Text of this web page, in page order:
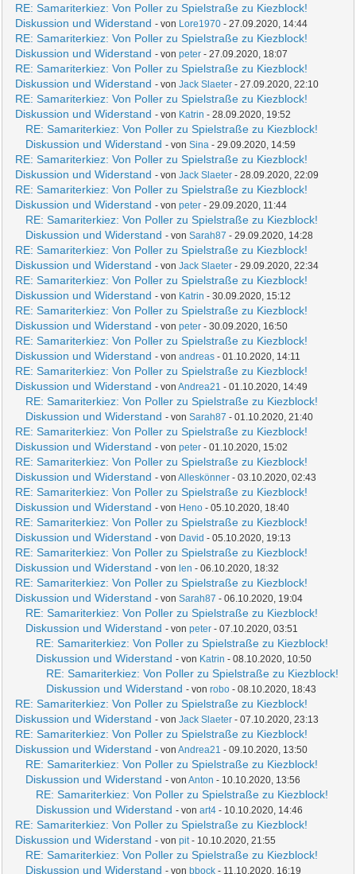
RE: Samariterkiez: Von Poller zu Spielstraße zu Kiezblock!
Diskussion und Widerstand - von Lore1970 - 27.09.2020, 14:44
RE: Samariterkiez: Von Poller zu Spielstraße zu Kiezblock!
Diskussion und Widerstand - vonpeter - 27.09.2020, 18:07
RE: Samariterkiez: Von Poller zu Spielstraße zu Kiezblock!
Diskussion und Widerstand - vonJack Slaeter - 27.09.2020, 22:10
RE: Samariterkiez: Von Poller zu Spielstraße zu Kiezblock!
Diskussion und Widerstand - von Katrin - 28.09.2020, 19:52
RE: Samariterkiez: Von Poller zu Spielstraße zu Kiezblock!
Diskussion und Widerstand - vonSina - 29.09.2020, 14:59
RE: Samariterkiez: Von Poller zu Spielstraße zu Kiezblock!
Diskussion und Widerstand - vonJack Slaeter - 28.09.2020, 22:09
RE: Samariterkiez: Von Poller zu Spielstraße zu Kiezblock!
Diskussion und Widerstand - vonpeter - 29.09.2020, 11:44
RE: Samariterkiez: Von Poller zu Spielstraße zu Kiezblock!
Diskussion und Widerstand - vonSarah87 - 29.09.2020, 14:28
RE: Samariterkiez: Von Poller zu Spielstraße zu Kiezblock!
Diskussion und Widerstand - vonJack Slaeter - 29.09.2020, 22:34
RE: Samariterkiez: Von Poller zu Spielstraße zu Kiezblock!
Diskussion und Widerstand - von Katrin - 30.09.2020, 15:12
RE: Samariterkiez: Von Poller zu Spielstraße zu Kiezblock!
Diskussion und Widerstand - vonpeter - 30.09.2020, 16:50
RE: Samariterkiez: Von Poller zu Spielstraße zu Kiezblock!
Diskussion und Widerstand - vonandreas - 01.10.2020, 14:11
RE: Samariterkiez: Von Poller zu Spielstraße zu Kiezblock!
Diskussion und Widerstand - vonAndrea21 - 01.10.2020, 14:49
RE: Samariterkiez: Von Poller zu Spielstraße zu Kiezblock!
Diskussion und Widerstand - vonSarah87 - 01.10.2020, 21:40
RE: Samariterkiez: Von Poller zu Spielstraße zu Kiezblock!
Diskussion und Widerstand - vonpeter - 01.10.2020, 15:02
RE: Samariterkiez: Von Poller zu Spielstraße zu Kiezblock!
Diskussion und Widerstand - vonAlleskönner - 03.10.2020, 02:43
RE: Samariterkiez: Von Poller zu Spielstraße zu Kiezblock!
Diskussion und Widerstand - von Heno - 05.10.2020, 18:40
RE: Samariterkiez: Von Poller zu Spielstraße zu Kiezblock!
Diskussion und Widerstand - von David - 05.10.2020, 19:13
RE: Samariterkiez: Von Poller zu Spielstraße zu Kiezblock!
Diskussion und Widerstand - von len - 06.10.2020, 18:32
RE: Samariterkiez: Von Poller zu Spielstraße zu Kiezblock!
Diskussion und Widerstand - vonSarah87 - 06.10.2020, 19:04
RE: Samariterkiez: Von Poller zu Spielstraße zu Kiezblock!
Diskussion und Widerstand - vonpeter - 07.10.2020, 03:51
RE: Samariterkiez: Von Poller zu Spielstraße zu Kiezblock!
Diskussion und Widerstand - von Katrin - 08.10.2020, 10:50
RE: Samariterkiez: Von Poller zu Spielstraße zu Kiezblock!
Diskussion und Widerstand - vonrobo - 08.10.2020, 18:43
RE: Samariterkiez: Von Poller zu Spielstraße zu Kiezblock!
Diskussion und Widerstand - vonJack Slaeter - 07.10.2020, 23:13
RE: Samariterkiez: Von Poller zu Spielstraße zu Kiezblock!
Diskussion und Widerstand - vonAndrea21 - 09.10.2020, 13:50
RE: Samariterkiez: Von Poller zu Spielstraße zu Kiezblock!
Diskussion und Widerstand - vonAnton - 10.10.2020, 13:56
RE: Samariterkiez: Von Poller zu Spielstraße zu Kiezblock!
Diskussion und Widerstand - vonart4 - 10.10.2020, 14:46
RE: Samariterkiez: Von Poller zu Spielstraße zu Kiezblock!
Diskussion und Widerstand - vonpit- 10.10.2020, 21:55
RE: Samariterkiez: Von Poller zu Spielstraße zu Kiezblock!
Diskussion und Widerstand - von bbock - 11.10.2020, 16:19